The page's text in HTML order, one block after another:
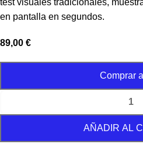
en pantalla en segundos.
89,00 €
AÑADIR AL
Comprar